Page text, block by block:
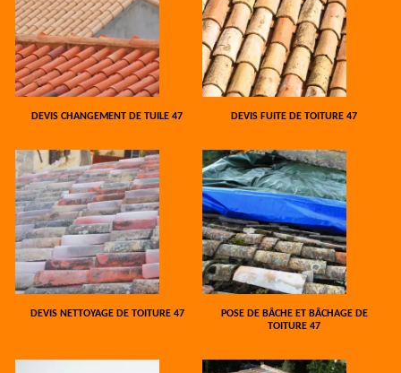
DEVIS CHANGEMENT DE TUILE 47 DEVIS FUITE DE TOITURE 47
DEVIS NETTOYAGE DE TOITURE 47
POSE DE BÂCHE ET BÂCHAGE DE
TOITURE 47